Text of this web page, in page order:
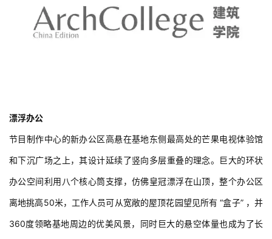
漂浮办公
节目制作中心的新办公区高悬在基地东侧最高处的芒果电视体验馆
和下沉广场之上，其设计延续了竖向多层重叠的理念。巨大的环状
办公空间利用八个核心筒支撑，仿佛皇冠漂浮在山顶，整个办公区
离地挑高50米，工作人员可从宽敞的屋顶花园望见所有 “盒子” ，并
360度领略基地周边的优美风景，同时巨大的悬空体量也成为了长